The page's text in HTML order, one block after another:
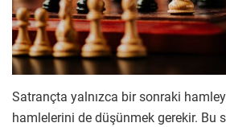
Satrançta yalnızca bir sonraki
hamlelerini de düşünmek gerekir. Bu